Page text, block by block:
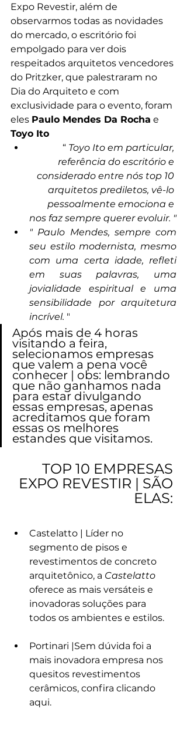
Expo Revestir, além de
observarmos todas as novidades
do mercado, o escritório foi
empolgado para ver dois
respeitados arquitetos vencedores
do Pritzker, que palestraram no
Dia do Arquiteto e com
exclusividade para o evento, foram
eles Paulo Mendes Da Rocha e
Toyo Ito
“ Toyo Ito em particular,
referência do escritório e
considerado entre nós top 10
arquitetos prediletos, vê-lo
pessoalmente emociona e
nos faz sempre querer evoluir. "
" Paulo Mendes, sempre com
seu estilo modernista, mesmo
com uma certa idade, refleti
em suas palavras, uma
jovialidade espiritual e uma
sensibilidade por arquitetura
incrível. "
Após mais de 4 horas
visitando a feira,
selecionamos empresas
que valem a pena você
conhecer | obs: lembrando
que não ganhamos nada
para estar divulgando
essas empresas, apenas
acreditamos que foram
essas os melhores
estandes que visitamos.
TOP 10 EMPRESAS
EXPO REVESTIR | SÃO
ELAS:
Castelatto | Líder no
segmento de pisos e
revestimentos de concreto
arquitetônico, a Castelatto
oferece as mais versáteis e
inovadoras soluções para
todos os ambientes e estilos.
Portinari |Sem dúvida foi a
mais inovadora empresa nos
quesitos revestimentos
cerâmicos, confira clicando
aqui.